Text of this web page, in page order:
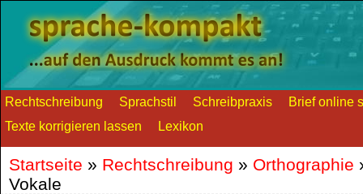
Rechtschreibung Sprachstil Schreibpraxis
Brief online
Texte korrigieren lassen
Lexikon
Startseite » Rechtschreibung » Orthographie
Vokale